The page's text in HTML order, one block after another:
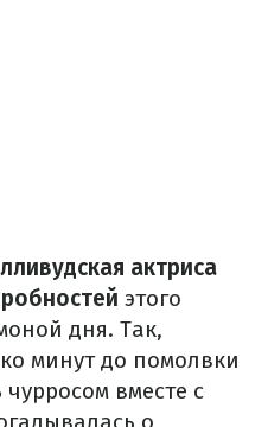
актриса
этого
дня. Так,
минут до помолвки
вместе с
о